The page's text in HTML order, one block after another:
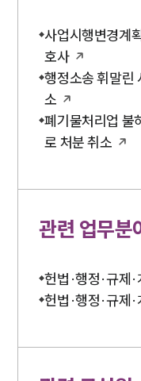
사업시행변경계
호사
행정소송 휘말린
소
폐기물처리업 불
로 처분 취소
관련 업무분
헌법·행정·규제
헌법·행정·규제